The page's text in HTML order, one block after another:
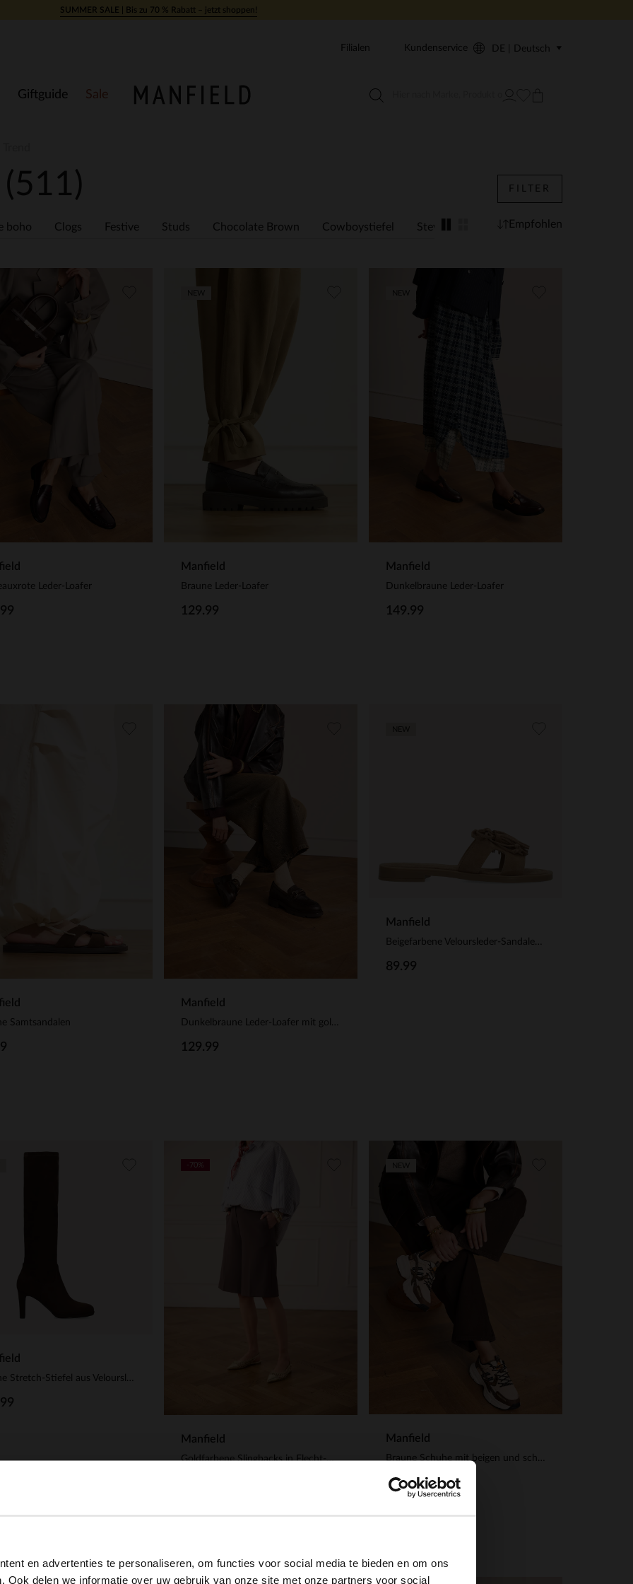
en advertenties te personaliseren, om functies voor social media te bieden en om ons
Ook delen we informatie over uw gebruik van onze site met onze partners voor social
SUMMER SALE | Bis zu 70 % Rabatt – jetzt shoppen!
Giftguide Sale
Filialen Kundenservice DE | Deutsch
(511)
boho Clogs Festive Studs Chocolate Brown Cowboystiefel Stewardessen Animal Print
FILTER
Empfohlen
Leder-Loafer
Manfield
Braune Leder-Loafer
129.99
Manfield
Dunkelbraune Leder-Loafer
149.99
Samtsandalen
Manfield
129.99
Manfield
89.99
Manfield
Goldfarbene Slingbacks in Flecht-Optik
-70%
Manfield
Braune Schuhe mit beigen und schwarzen Stoffdetails
119.99
×
It looks like your language isn't Dutch. Would you like to